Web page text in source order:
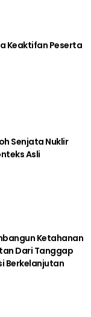
Keaktifan Peserta
Senjata Nuklir
Asli
Ketahanan
Dari Tanggap
Berkelanjutan